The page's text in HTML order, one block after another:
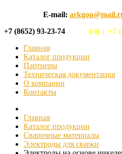
E-mail:
+7 (8652) 93-23-74 т/ф : +7
Главная
Каталог продукции
Партнеры
Техническая документация
О компании
Контакты
Главная
Каталог продукции
Сварочные материалы
Электроды для сварки